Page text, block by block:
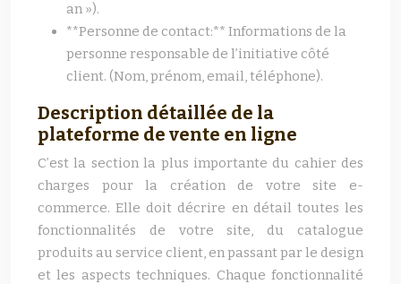
an »).
**Personne de contact:** Informations de la
personne responsable de l’initiative côté
client. (Nom, prénom, email, téléphone).
Description détaillée de la
plateforme de vente en ligne
C’est la section la plus importante du cahier des
charges pour la création de votre site e-
commerce. Elle doit décrire en détail toutes les
fonctionnalités de votre site, du catalogue
produits au service client, en passant par le design
et les aspects techniques. Chaque fonctionnalité